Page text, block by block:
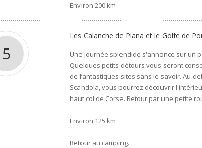
Environ 200 km
5
Les Calanche de Piana et le Golfe de
Une journée splendide s'annonce sur un
Quelques petits détours vous seront
de fantastiques sites sans le savoir. Au-
Scandola, vous pourrez découvrir
haut col de Corse. Retour par une petite
Environ 125 km
Retour au camping.